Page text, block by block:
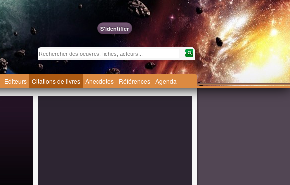
S'identifier
Editeurs Citations de livres Anecdotes Références Agenda